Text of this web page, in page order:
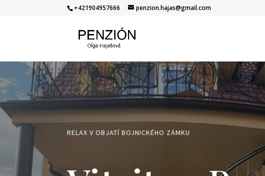
+421904957666 penzion.hajas@gmail.com
RELAX V OBJATÍ BOJNICKÉHO ZÁMKU